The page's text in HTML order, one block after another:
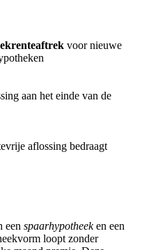
voor nieuwe
aan het einde van de
aflossing bedraagt
een spaarhypotheeken een
loopt zonder